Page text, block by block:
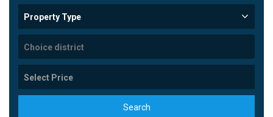
Property Type
Search